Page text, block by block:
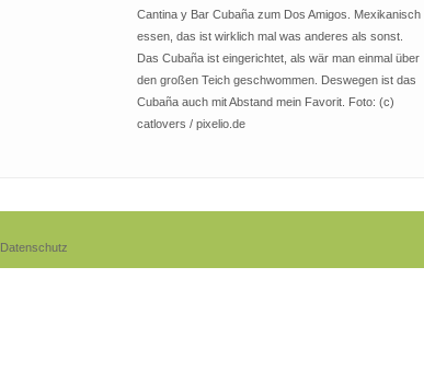
Cantina y Bar Cubaña zum Dos Amigos. Mexikanisch
essen, das ist wirklich mal was anderes als sonst.
Das Cubaña ist eingerichtet, als wär man einmal über
den großen Teich geschwommen. Deswegen ist das
Cubaña auch mit Abstand mein Favorit. Foto: (c)
catlovers / pixelio.de
Datenschutz